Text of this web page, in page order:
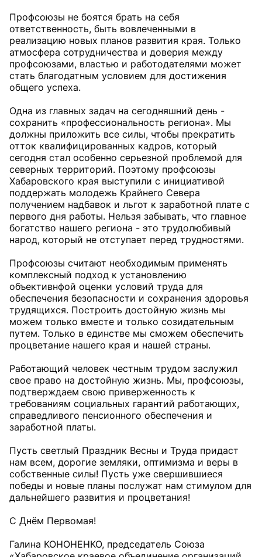
Профсоюзы не боятся брать на себя
ответственность, быть вовлеченными в
реализацию новых планов развития края. Только
атмосфера сотрудничества и доверия между
профсоюзами, властью и работодателями может
стать благодатным условием для достижения
общего успеха.
Одна из главных задач на сегодняшний день -
сохранить «профессиональность региона». Мы
должны приложить все силы, чтобы прекратить
отток квалифицированных кадров, который
сегодня стал особенно серьезной проблемой для
северных территорий. Поэтому профсоюзы
Хабаровского края выступили с инициативой
поддержать молодежь Крайнего Севера
получением надбавок и льгот к заработной плате с
первого дня работы. Нельзя забывать, что главное
богатство нашего региона - это трудолюбивый
народ, который не отступает перед трудностями.
Профсоюзы считают необходимым применять
комплексный подход к установлению
объективнфой оценки условий труда для
обеспечения безопасности и сохранения здоровья
трудящихся. Построить достойную жизнь мы
можем только вместе и только созидательным
путем. Только в единстве мы сможем обеспечить
процветание нашего края и нашей страны.
Работающий человек честным трудом заслужил
свое право на достойную жизнь. Мы, профсоюзы,
подтверждаем свою приверженность к
требованиям социальных гарантий работающих,
справедливого пенсионного обеспечения и
заработной платы.
Пусть светлый Праздник Весны и Труда придаст
нам всем, дорогие земляки, оптимизма и веры в
собственные силы! Пусть уже свершившиеся
победы и новые планы послужат нам стимулом для
дальнейшего развития и процветания!
С Днём Первомая!
Галина КОНОНЕНКО, председатель Союза